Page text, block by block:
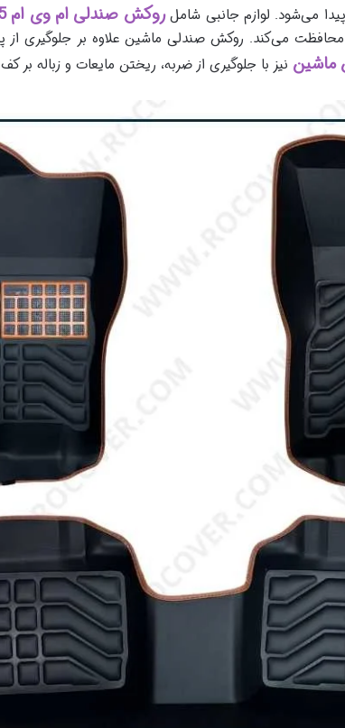
روکش صندلی ام وی ام 315
می‌کند. روکش صندلی ماشین علاوه بر جلوگیری از
ماشین نیز با جلوگیری از ضربه، ریختن مایعات و زباله